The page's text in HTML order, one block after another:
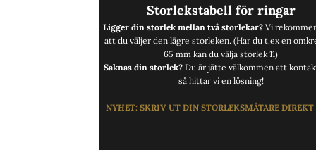
Storlekstabell för ringar
Ligger din storlek mellan två storlekar? Vi
att du väljer den lägre storleken. (Har du t.ex en
65 mm kan du välja storlek 11)
Saknas din storlek?Du är jätte välkommen att
så hittar vi en lösning!
NYHET: SKRIV UT DIN STORLEKSMÄTARE DIREKT